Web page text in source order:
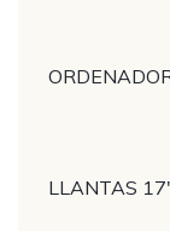
LLANTAS